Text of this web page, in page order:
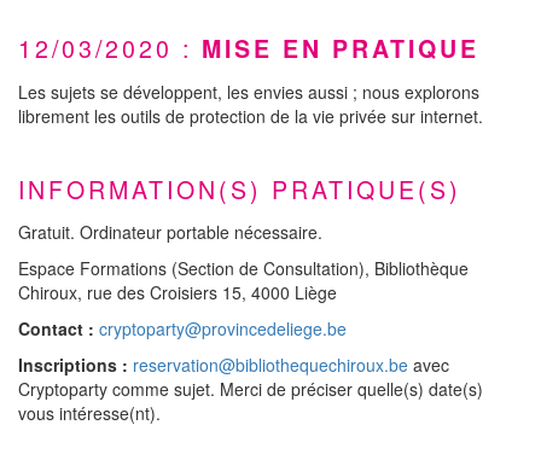
12/03/2020 : MISE EN PRATIQUE
Les sujets se développent, les envies aussi ; nous explorons
librement les outils de protection de la vie privée sur internet.
INFORMATION(S) PRATIQUE(S)
Gratuit. Ordinateur portable nécessaire.
Espace Formations (Section de Consultation), Bibliothèque
Chiroux, rue des Croisiers 15, 4000 Liège
Contact : cryptoparty@provincedeliege.be
Inscriptions : reservation@bibliothequechiroux.be avec
Cryptoparty comme sujet. Merci de préciser quelle(s) date(s)
vous intéresse(nt).